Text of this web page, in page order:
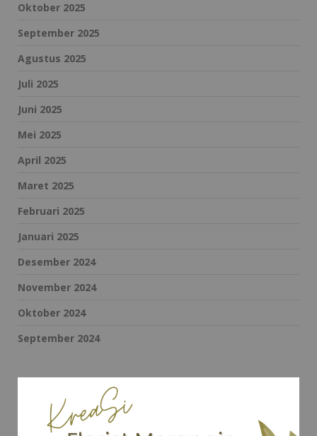
Oktober 2025
September 2025
Agustus 2025
Juli 2025
Juni 2025
Mei 2025
April 2025
Maret 2025
Februari 2025
Januari 2025
Desember 2024
November 2024
Oktober 2024
September 2024